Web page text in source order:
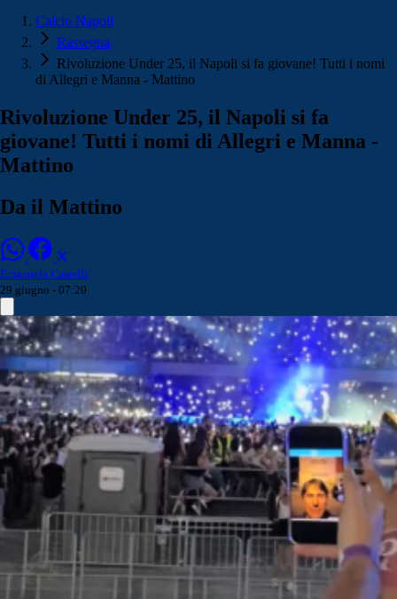
Calcio Napoli
Rassegna
Rivoluzione Under 25, il Napoli si fa giovane! Tutti i nomi
di Allegri e Manna - Mattino
Rivoluzione Under 25, il Napoli si fa
giovane! Tutti i nomi di Allegri e Manna -
Mattino
Da il Mattino
Emanuela Castelli
29 giugno - 07:20